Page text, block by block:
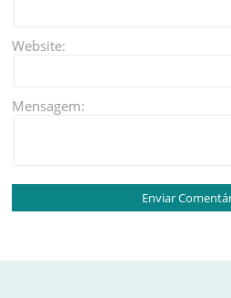
Website:
Mensagem: